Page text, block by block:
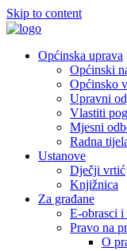
Skip to content
Općinska uprava
Općinski
Općinsko
Upravni
Vlastiti
Mjesni
Radna
Ustanove
Dječji vrtić
Knjižnica
Za građane
E-obrasci i
Pravo na
O